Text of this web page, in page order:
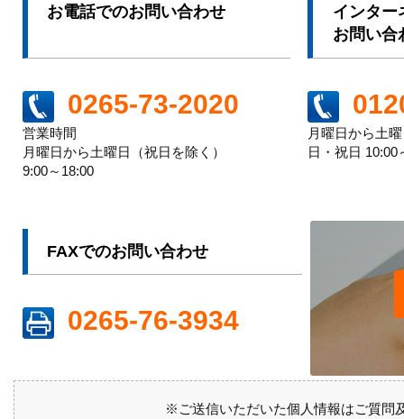
お電話でのお問い合わせ
0265-73-2020
営業時間
月曜日から土曜日（祝日を除く）
9:00～18:00
インター
お問い合
月曜日から土
日・祝日 10:00
FAXでのお問い合わせ
0265-76-3934
※ご送信いただいた個人情報はご質問